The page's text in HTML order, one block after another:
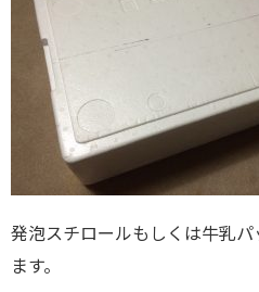
発泡スチロールもしくは牛乳
ます。